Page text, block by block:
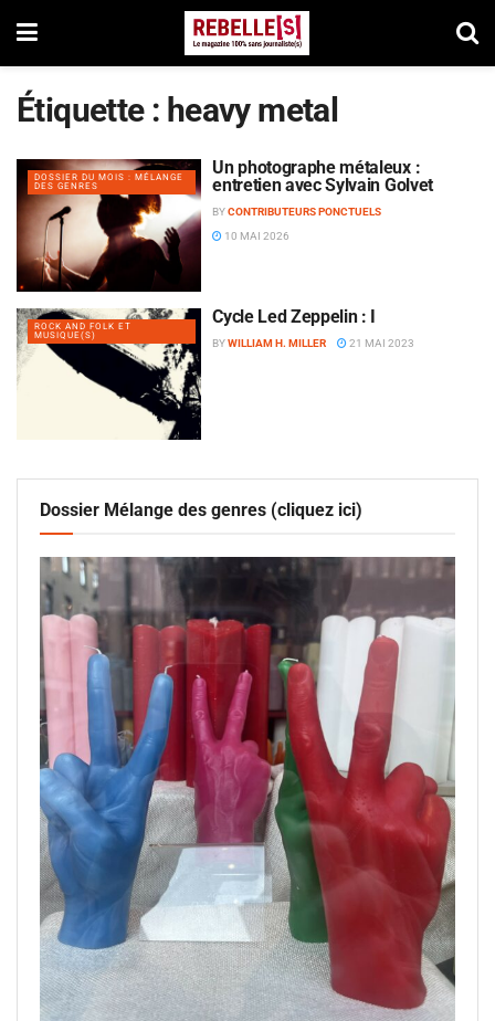
Étiquette : heavy metal
DOSSIER DU MOIS : MÉLANGE
DES GENRES
Un photographe métaleux :
entretien avec Sylvain Golvet
BYCONTRIBUTEURS PONCTUELS
10 MAI 2026
ROCK AND FOLK ET
MUSIQUE(S)
Cycle Led Zeppelin : I
BYWILLIAM H. MILLER 21 MAI 2023
Dossier Mélange des genres (cliquez ici)